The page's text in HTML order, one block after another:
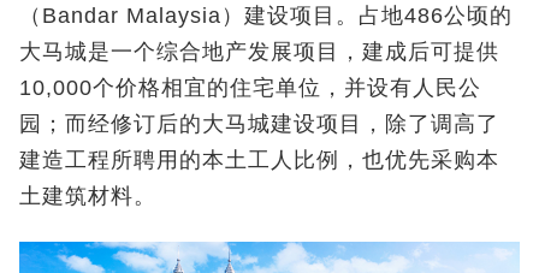
（Bandar Malaysia）建设项目。占地486公顷的
大马城是一个综合地产发展项目，建成后可提供
10,000个价格相宜的住宅单位，并设有人民公
园；而经修订后的大马城建设项目，除了调高了
建造工程所聘用的本土工人比例，也优先采购本
土建筑材料。